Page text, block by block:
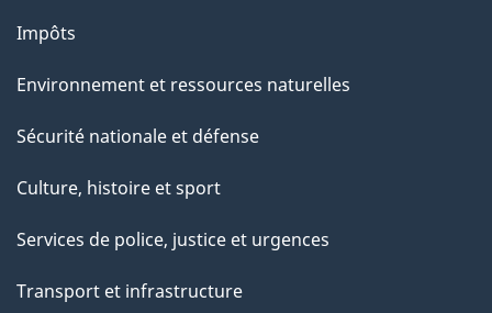
Impôts
Environnement et ressources naturelles
Sécurité nationale et défense
Culture, histoire et sport
Services de police, justice et urgences
Transport et infrastructure